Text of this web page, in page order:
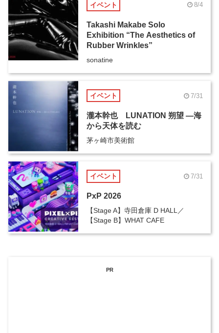
イベント 8/4
Takashi Makabe Solo
Exhibition “The Aesthetics of
Rubber Wrinkles”
sonatine
イベント 7/31
瀧本幹也 LUNATION 朔望 ―海
から天体を読む
茅ヶ崎市美術館
イベント 7/31
PxP 2026
【Stage A】寺田倉庫 D HALL／
【Stage B】WHAT CAFE
PR